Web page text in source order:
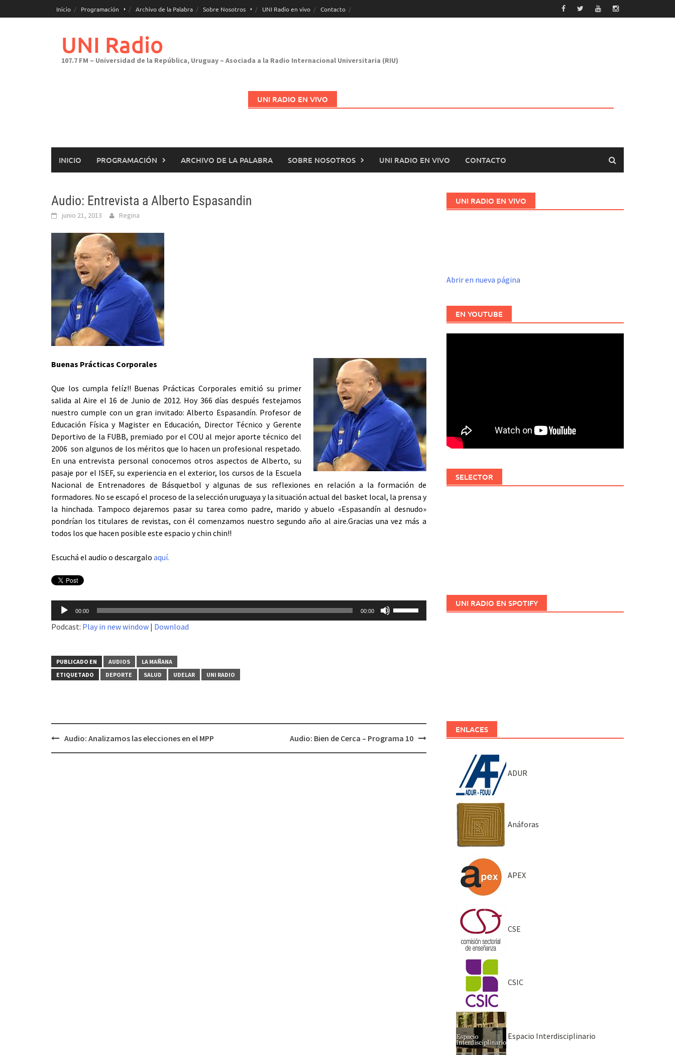
al
Inicio Programación Archivo de la Palabra Sobre Nosotros UNI Radio en vivo Contacto
UNI Radio
107.7 FM – Universidad de la República, Uruguay – Asociada a la Radio Internacional Universitaria (RIU)
UNI RADIO EN VIVO
INICIO PROGRAMACIÓN ARCHIVO DE LA PALABRA SOBRE NOSOTROS UNI RADIO EN VIVO CONTACTO
Audio: Entrevista a Alberto Espasandin
junio 21, 2013 Regina
Buenas Prácticas Corporales
Que los cumpla felíz!! Buenas Prácticas Corporales emitió su primer
salida al Aire el 16 de Junio de 2012. Hoy 366 días después festejamos
nuestro cumple con un gran invitado: Alberto Espasandín. Profesor de
Educación Física y Magister en Educación, Director Técnico y Gerente
Deportivo de la FUBB, premiado por el COU al mejor aporte técnico del
2006 son algunos de los méritos que lo hacen un profesional respetado.
En una entrevista personal conocemos otros aspectos de Alberto, su
pasaje por el ISEF, su experiencia en el exterior, los cursos de la Escuela
Nacional de Entrenadores de Básquetbol y algunas de sus reflexiones en relación a la formación de
formadores. No se escapó el proceso de la selección uruguaya y la situación actual del basket local, la prensa y
la hinchada. Tampoco dejaremos pasar su tarea como padre, marido y abuelo «Espasandín al desnudo»
pondrían los titulares de revistas, con él comenzamos nuestro segundo año al aire.Gracias una vez más a
todos los que hacen posible este espacio y chin chin!!
Escuchá el audio o descargalo aquí.
Reproductor
de
audio
00:00 00:00
el
volumen.
Podcast: Play in new window | Download
PUBLICADO EN AUDIOS
LA MAÑANA
ETIQUETADO
DEPORTE SALUD UDELAR UNI RADIO
Audio: Analizamos las elecciones en el MPP Audio: Bien de Cerca – Programa 10
UNI RADIO EN VIVO
Abrir en nueva página
EN YOUTUBE
SELECTOR
UNI RADIO EN SPOTIFY
ENLACES
ADUR
Anáforas
APEX
CSE
CSIC
Espacio Interdisciplinario